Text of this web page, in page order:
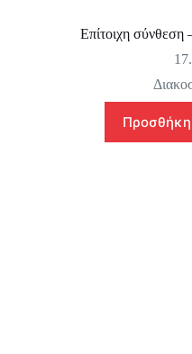
Επίτοιχη σύνθεση